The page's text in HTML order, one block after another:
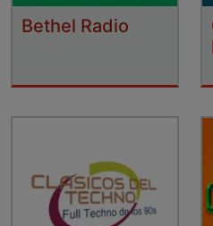
Bethel Radio